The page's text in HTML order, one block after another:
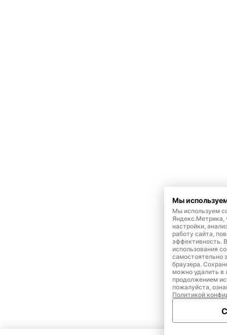
Мы
Мы используем
Яндекс.Метрика,
настройки,
работу сайта,
эффективность.
использования
самостоятельно
браузера.
можно удалить в
продолжением
пожалуйста,
Политикой